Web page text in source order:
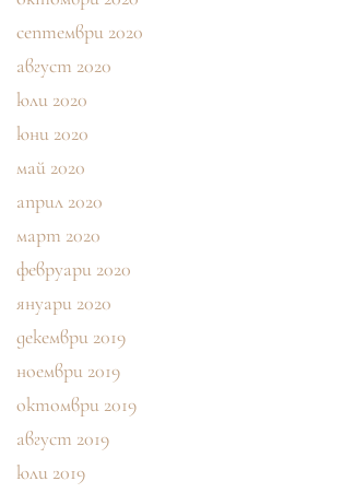
септември 2020
август 2020
юли 2020
юни 2020
май 2020
април 2020
март 2020
февруари 2020
януари 2020
декември 2019
ноември 2019
октомври 2019
август 2019
юли 2019